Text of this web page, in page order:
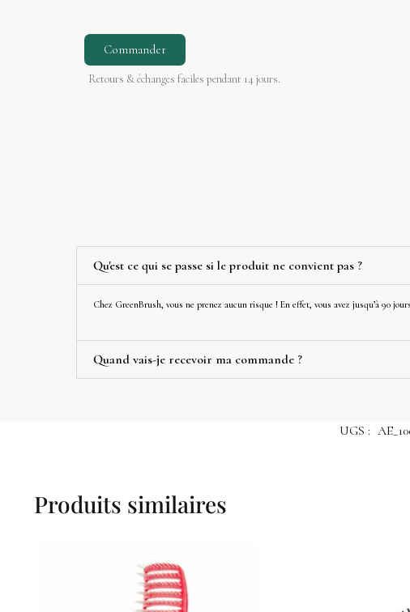
Commander
Retours & échanges faciles pendant 14 jours.
Qu'est ce qui se passe si le produit ne convient pas ?
Chez GreenBrush, vous ne prenez aucun risque ! En effet, vous avez jusqu’à 90
Quand vais-je recevoir ma commande ?
UGS :
Produits similaires